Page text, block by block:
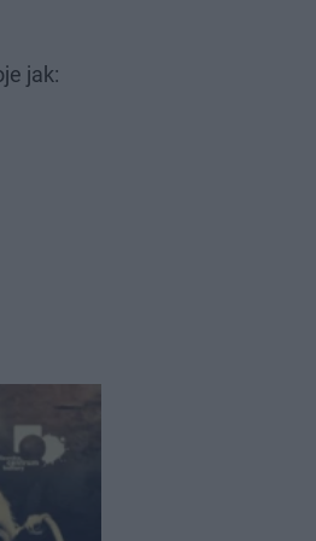
jak: